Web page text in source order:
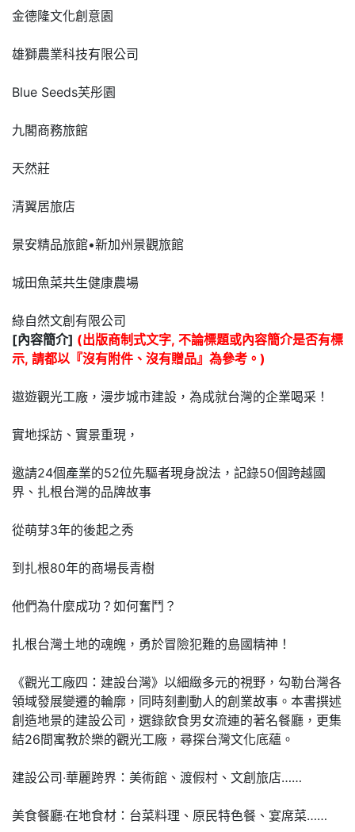
金德隆文化創意園
雄獅農業科技有限公司
Blue Seeds芙彤園
九閣商務旅館
天然莊
清翼居旅店
景安精品旅館•新加州景觀旅館
城田魚菜共生健康農場
綠自然文創有限公司
[內容簡介] (出版商制式文字, 不論標題或內容簡介是否有標
示, 請都以『沒有附件、沒有贈品』為參考。)
遨遊觀光工廠，漫步城市建設，為成就台灣的企業喝采！
實地採訪、實景重現，
邀請24個產業的52位先驅者現身說法，記錄50個跨越國
界、扎根台灣的品牌故事
從萌芽3年的後起之秀
到扎根80年的商場長青樹
他們為什麼成功？如何奮鬥？
扎根台灣土地的魂魄，勇於冒險犯難的島國精神！
《觀光工廠四：建設台灣》以細緻多元的視野，勾勒台灣各
領域發展變遷的輪廓，同時刻劃動人的創業故事。本書撰述
創造地景的建設公司，選錄飲食男女流連的著名餐廳，更集
結26間寓教於樂的觀光工廠，尋探台灣文化底蘊。
建設公司‧華麗跨界：美術館、渡假村、文創旅店……
美食餐廳‧在地食材：台菜料理、原民特色餐、宴席菜……